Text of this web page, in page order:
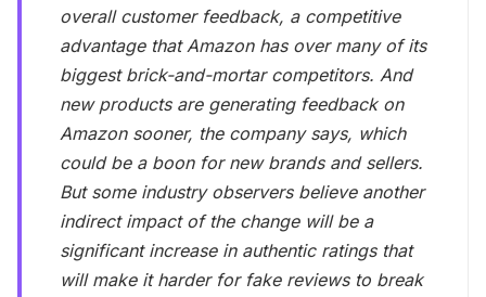
overall customer feedback, a competitive
advantage that Amazon has over many of its
biggest brick-and-mortar competitors. And
new products are generating feedback on
Amazon sooner, the company says, which
could be a boon for new brands and sellers.
But some industry observers believe another
indirect impact of the change will be a
significant increase in authentic ratings that
will make it harder for fake reviews to break